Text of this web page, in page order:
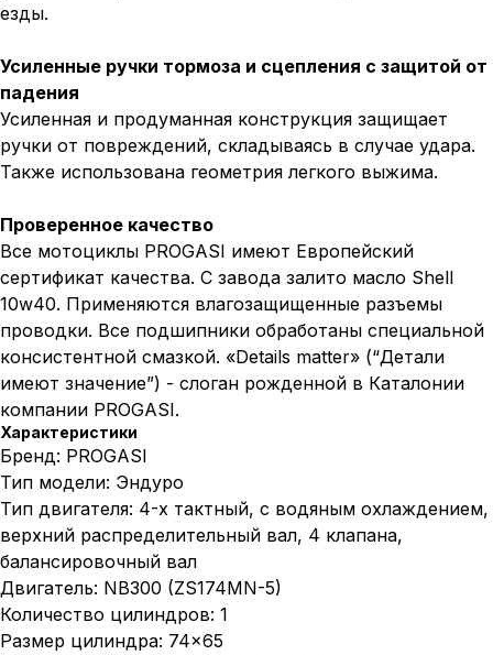
езды.
Усиленные ручки тормоза и сцепления с защитой от
падения
Усиленная и продуманная конструкция защищает
ручки от повреждений, складываясь в случае удара.
Также использована геометрия легкого выжима.
Проверенное качество
Все мотоциклы PROGASI имеют Европейский
сертификат качества. С завода залито масло Shell
10w40. Применяются влагозащищенные разъемы
проводки. Все подшипники обработаны специальной
консистентной смазкой. «Details matter» (“Детали
имеют значение”) - слоган рожденной в Каталонии
компании PROGASI.
Характеристики
Бренд: PROGASI
Тип модели: Эндуро
Тип двигателя: 4-х тактный, с водяным охлаждением,
верхний распределительный вал, 4 клапана,
балансировочный вал
Двигатель: NB300 (ZS174MN-5)
Количество цилиндров: 1
Размер цилиндра: 74×65